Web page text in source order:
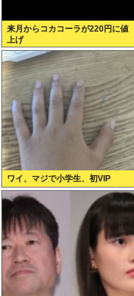
来月からコカコーラが220円に値
上げ
ワイ、マジで小学生、初VIP